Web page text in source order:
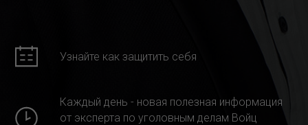
Узнайте как защитить себя
Каждый день - новая полезная информация
от эксперта по уголовным делам Войц